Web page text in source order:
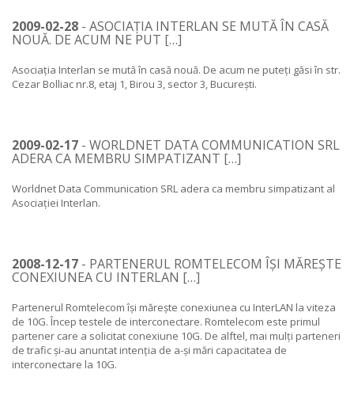
2009-02-28 - ASOCIAȚIA INTERLAN SE MUTĂ ÎN CASĂ
NOUĂ. DE ACUM NE PUT […]
Asociația Interlan se mută în casă nouă. De acum ne puteți găsi în str.
Cezar Bolliac nr.8, etaj 1, Birou 3, sector 3, București.
2009-02-17 - WORLDNET DATA COMMUNICATION SRL
ADERA CA MEMBRU SIMPATIZANT […]
Worldnet Data Communication SRL adera ca membru simpatizant al
Asociației Interlan.
2008-12-17 - PARTENERUL ROMTELECOM ÎȘI MĂREȘTE
CONEXIUNEA CU INTERLAN […]
Partenerul Romtelecom își mărește conexiunea cu InterLAN la viteza
de 10G. Încep testele de interconectare. Romtelecom este primul
partener care a solicitat conexiune 10G. De alftel, mai mulți parteneri
de trafic și-au anuntat intenția de a-și mări capacitatea de
interconectare la 10G.